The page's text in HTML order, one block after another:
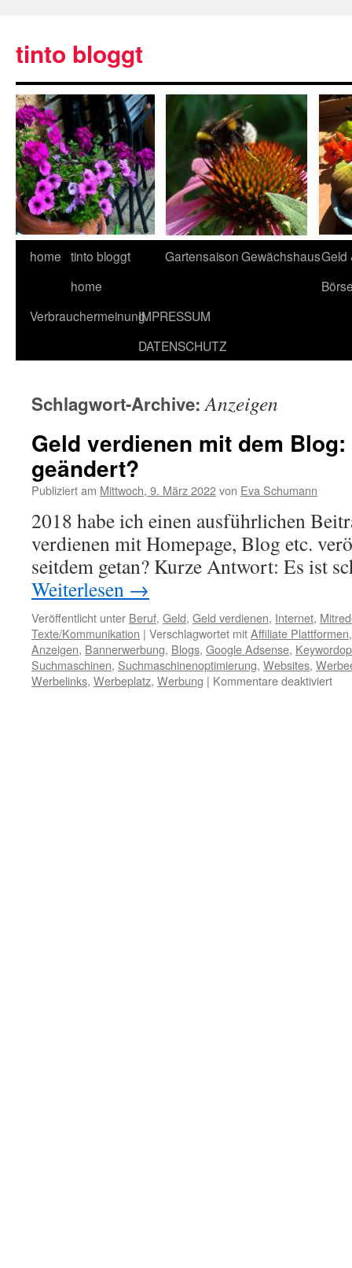
tinto bloggt
home tinto bloggt
home
GartensaisonGewächshausGeld
VerbrauchermeinungIMPRESSUM
DATENSCHUTZ
Schlagwort-Archive:Anzeigen
Geld verdienen mit dem
geändert?
Publiziert am Mittwoch, 9. März 2022von Eva Schumann
2018 habe ich einen ausführlichen
verdienen mit Homepage, Blog etc.
seitdem getan? Kurze Antwort: Es ist
Weiterlesen →
Veröffentlicht unter Beruf, Geld, Geld verdienen, Internet,
Texte/Kommunikation | Verschlagwortet mitAffiliate Plattformen
Anzeigen, Bannerwerbung, Blogs, Google Adsense,
Suchmaschinen, Suchmaschinenoptimierung, Websites,
Werbelinks, Werbeplatz, Werbung | Kommentare deaktiviert